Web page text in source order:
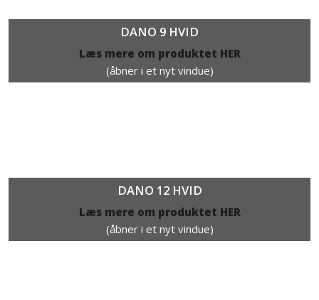
DANO 9 HVID​
Læs mere om produktet HER
(åbner i et nyt vindue)
DANO 12 HVID
Læs mere om produktet HER​
(åbner i et nyt vindue)